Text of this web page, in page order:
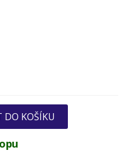
DO KOŠÍKU